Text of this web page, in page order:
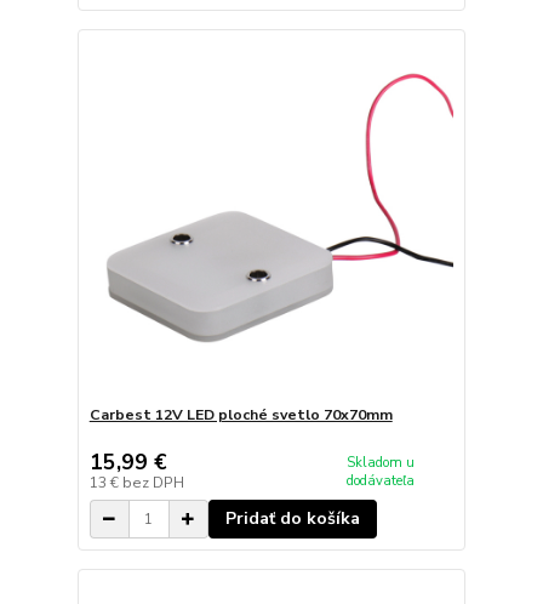
Carbest 12V LED ploché svetlo 70x70mm
15,99 €
13 € bez DPH
Skladom u
dodávateľa
Pridať do košíka